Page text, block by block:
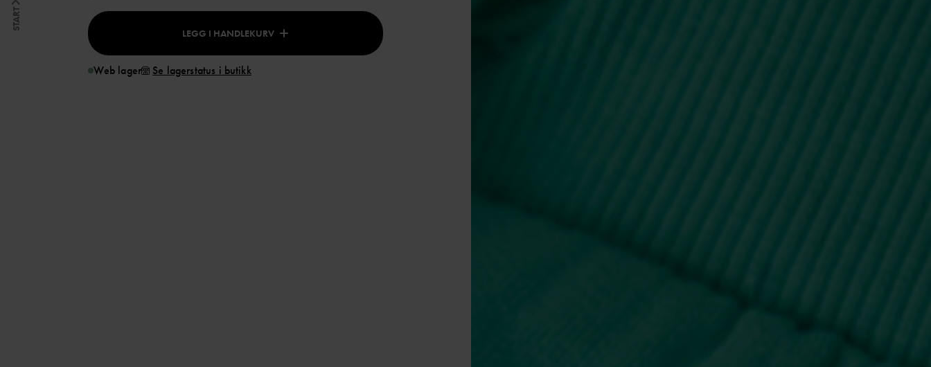
START
LEGG I HANDLEKURV
Web lager Se lagerstatus i butikk